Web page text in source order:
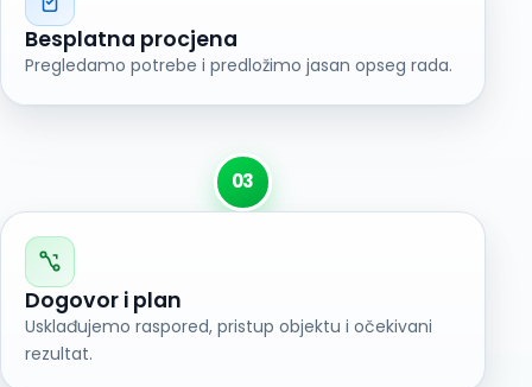
Besplatna procjena
Pregledamo potrebe i predložimo jasan opseg rada.
03
Dogovor i plan
Usklađujemo raspored, pristup objektu i očekivani
rezultat.